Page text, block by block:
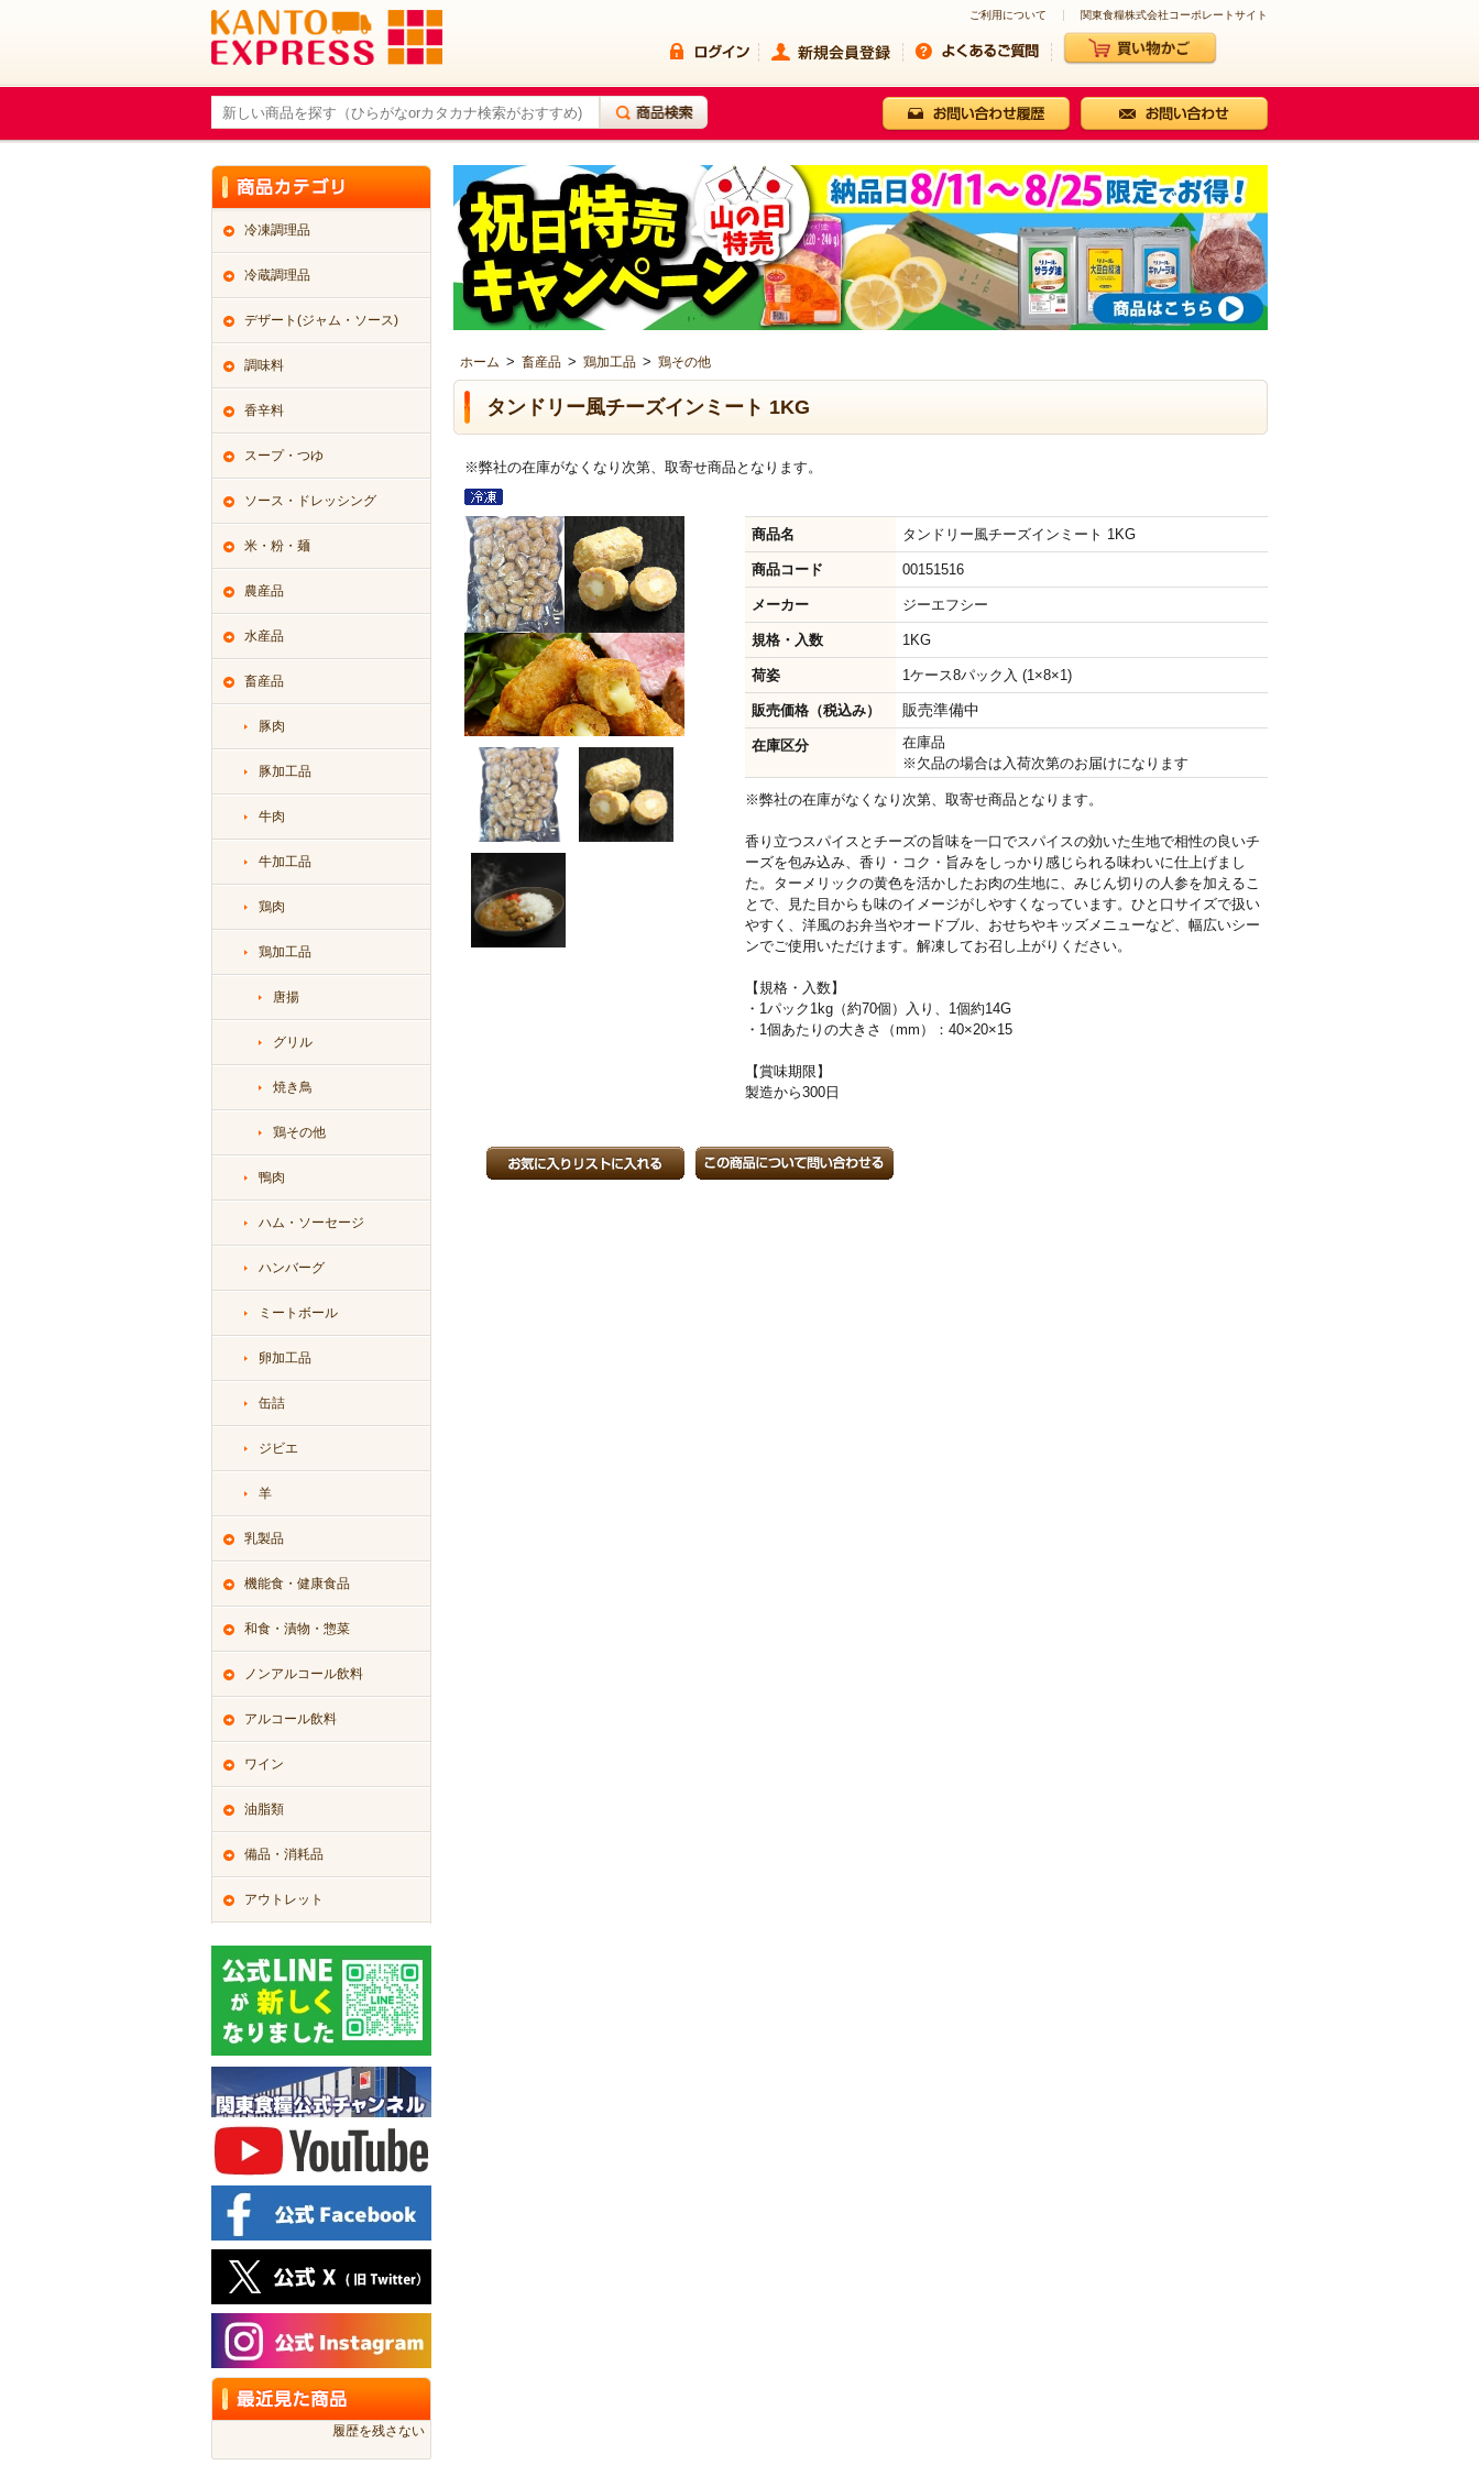
ご利用について 関東食糧株式会社コーポレートサイト
ホーム > 畜産品 > 鶏加工品 > 鶏その他
タンドリー風チーズインミート 1KG
※弊社の在庫がなくなり次第、取寄せ商品となります。
商品名 タンドリー風チーズインミート 1KG
商品コード 00151516
メーカー ジーエフシー
規格・入数 1KG
荷姿 1ケース8パック入 (1×8×1)
販売価格（税込み） 販売準備中
在庫区分
在庫品
※欠品の場合は入荷次第のお届けになります
※弊社の在庫がなくなり次第、取寄せ商品となります。
香り立つスパイスとチーズの旨味を一口でスパイスの効いた生地で相性の良いチ
ーズを包み込み、香り・コク・旨みをしっかり感じられる味わいに仕上げまし
た。ターメリックの黄色を活かしたお肉の生地に、みじん切りの人参を加えるこ
とで、見た目からも味のイメージがしやすくなっています。ひと口サイズで扱い
やすく、洋風のお弁当やオードブル、おせちやキッズメニューなど、幅広いシー
ンでご使用いただけます。解凍してお召し上がりください。
【規格・入数】
・1パック1kg（約70個）入り、1個約14G
・1個あたりの大きさ（mm）：40×20×15
【賞味期限】
製造から300日
冷凍調理品
冷蔵調理品
デザート(ジャム・ソース)
調味料
香辛料
スープ・つゆ
ソース・ドレッシング
米・粉・麺
農産品
水産品
畜産品
豚肉
豚加工品
牛肉
牛加工品
鶏肉
鶏加工品
唐揚
グリル
焼き鳥
鶏その他
鴨肉
ハム・ソーセージ
ハンバーグ
ミートボール
卵加工品
缶詰
ジビエ
羊
乳製品
機能食・健康食品
和食・漬物・惣菜
ノンアルコール飲料
アルコール飲料
ワイン
油脂類
備品・消耗品
アウトレット
履歴を残さない